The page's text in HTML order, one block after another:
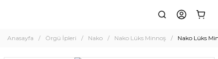
Anasayfa Örgü İpleri Nako Nako Lüks Minnoş Nako Lüks